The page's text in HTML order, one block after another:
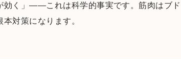
効く」——これは科学的事実です。筋肉はブ
対策になります。